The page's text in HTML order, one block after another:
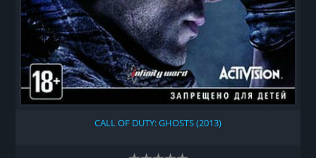
CALL OF DUTY: GHOSTS (2013)